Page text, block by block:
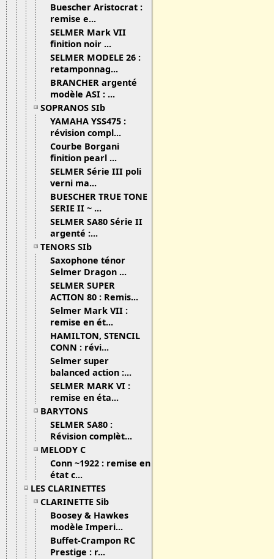
Buescher Aristocrat :
remise e...
SELMER Mark VII
finition noir ...
SELMER MODELE 26 :
retamponnag...
BRANCHER argenté
modèle ASI : ...
SOPRANOS SIb
YAMAHA YSS475 :
révision compl...
Courbe Borgani
finition pearl ...
SELMER Série III poli
verni ma...
BUESCHER TRUE TONE
SERIE II ~ ...
SELMER SA80 Série II
argenté :...
TENORS SIb
Saxophone ténor
Selmer Dragon ...
SELMER SUPER
ACTION 80 : Remis...
Selmer Mark VII :
remise en ét...
HAMILTON, STENCIL
CONN : révi...
Selmer super
balanced action :...
SELMER MARK VI :
remise en éta...
BARYTONS
SELMER SA80 :
Révision complèt...
MELODY C
Conn ~1922 : remise en
état c...
LES CLARINETTES
CLARINETTE Sib
Boosey & Hawkes
modèle Imperi...
Buffet-Crampon RC
Prestige : r...